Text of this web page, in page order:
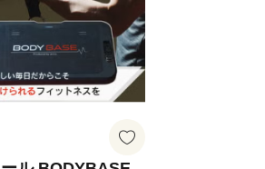
を行う総合
伝統 与謝野で
自分でできる
域でする「共